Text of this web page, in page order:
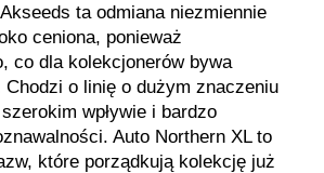
ta odmiana niezmiennie
ceniona, ponieważ
co dla kolekcjonerów bywa
Chodzi o linię o dużym znaczeniu
wpływie i bardzo
Auto Northern XL to
które porządkują kolekcję już